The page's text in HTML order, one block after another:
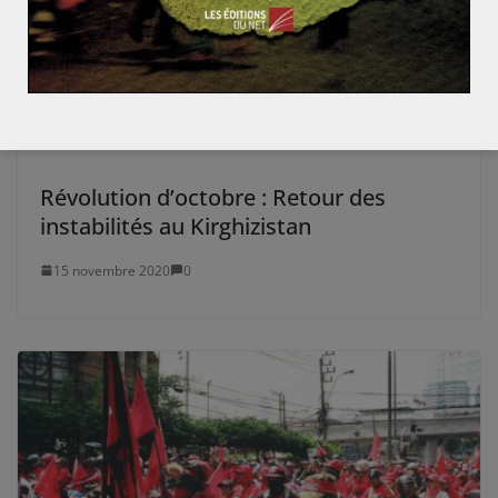
Révolution d’octobre : Retour des
instabilités au Kirghizistan
15 novembre 2020 0